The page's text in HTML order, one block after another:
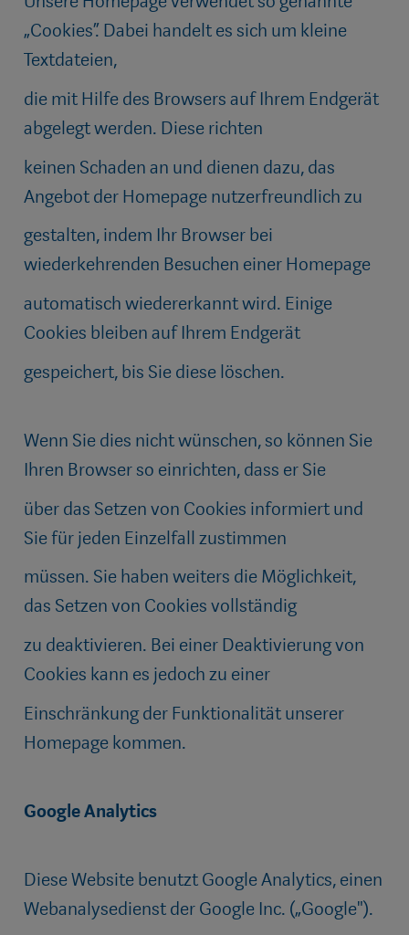
„Cookies“. Dabei handelt es sich um kleine
Textdateien,
die mit Hilfe des Browsers auf Ihrem Endgerät
abgelegt werden. Diese richten
keinen Schaden an und dienen dazu, das
Angebot der Homepage nutzerfreundlich zu
gestalten, indem Ihr Browser bei
wiederkehrenden Besuchen einer Homepage
automatisch wiedererkannt wird. Einige
Cookies bleiben auf Ihrem Endgerät
gespeichert, bis Sie diese löschen.
Wenn Sie dies nicht wünschen, so können Sie
Ihren Browser so einrichten, dass er Sie
über das Setzen von Cookies informiert und
Sie für jeden Einzelfall zustimmen
müssen. Sie haben weiters die Möglichkeit,
das Setzen von Cookies vollständig
zu deaktivieren. Bei einer Deaktivierung von
Cookies kann es jedoch zu einer
Einschränkung der Funktionalität unserer
Homepage kommen.
Google Analytics
Diese Website benutzt Google Analytics, einen
Webanalysedienst der Google Inc. („Google").